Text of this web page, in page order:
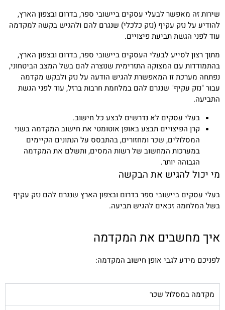
שירות זה מאפשר לבעלי עסקים ביישובי ספר, בדרום ובצפון הארץ,
להודיע על נזק עקיף (נזק כלכלי) שנגרם להם ולהגיש בקשה למקדמה
עוד לפני הגשת תביעת פיצויים.
מתוך רצון לסייע לבעלי העסקים ביישובי ספר, בדרום ובצפון הארץ,
בהתמודדות עם המצוקה התזרימית שנוצרה להם בשל המצב הביטחוני,
נפתחה מערכת זו המאפשרת להגיש הודעה על נזק ולבקש מקדמה
עבור "נזק עקיף" שנגרם להם במלחמת חרבות ברזל, עוד לפני הגשת
התביעה.
בעלי עסקים לא נדרשים לבצע כל חישוב.
קרן הפיצויים תבצע באופן אוטומטי את חישוב המקדמה בשני
המסלולים, שכר ומחזורים, בהתבסס על הנתונים הקיימים
במערכות המחשוב של רשות המסים, ותשלם את המקדמה
הגבוהה יותר.
מי יכול להגיש את הבקשה
בעלי עסקים ביישובי ספר בדרום ובצפון הארץ שנגרם להם נזק עקיף
בשל המלחמה זכאים להגיש תביעה.
איך מחשבים את המקדמה
לפניכם מידע לגבי אופן חישוב המקדמה:
מקדמה במסלול שכר